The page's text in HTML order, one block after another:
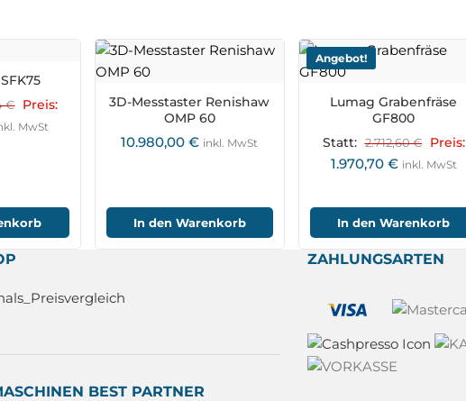
€ Preis:
MwSt
3D-Messtaster Renishaw
OMP 60
10.980,00€ inkl. MwSt
In den Warenkorb
Angebot!
Lumag Grabenfräse
GF800
Statt: 2.712,60€ Preis:
1.970,70 € inkl. MwSt
In den Warenkorb
BEST PARTNER
ZAHLUNGSARTEN